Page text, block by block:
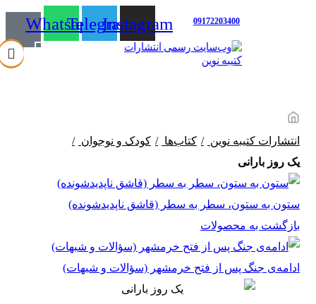
09172203400
Instagram
Telegram
Whatsapp
انتشارات کتیبه نوین کتاب‌ها
کودک و نوجوان
یک روز بارانی
ستون به ستون، سطر به سطر (قاشق ناپدیدشونده)
بازگشت به محصولات
ادامه‌ی جنگ پس از فتح خرمشهر (سؤالات و شبهات)